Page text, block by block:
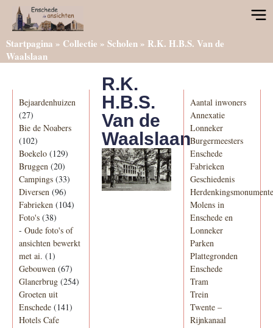
Startpagina » Collectie » Scholen» R.K. H.B.S. Van de
Waalslaan
Bejaardenhuizen
(27)
Bie de Noabers
(102)
Boekelo (129)
Bruggen (20)
Campings (33)
Diversen (96)
Fabrieken (104)
Foto's (38)
- Oude foto's of
ansichten bewerkt
met ai. (1)
Gebouwen (67)
Glanerbrug (254)
Groeten uit
Enschede (141)
Hotels Cafe
R.K.
H.B.S.
Van de
Waalslaan
Aantal inwoners
Annexatie
Lonneker
Burgermeesters
Enschede
Fabrieken
Geschiedenis
Molens in
Enschede en
Lonneker
Parken
Plattegronden
Enschede
Tram
Trein
Twente –
Rijnkanaal